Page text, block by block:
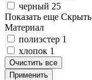
черный 25
Показать еще Скрыть
Материал
полиэстер 1
хлопок 1
Очистить все
Применить